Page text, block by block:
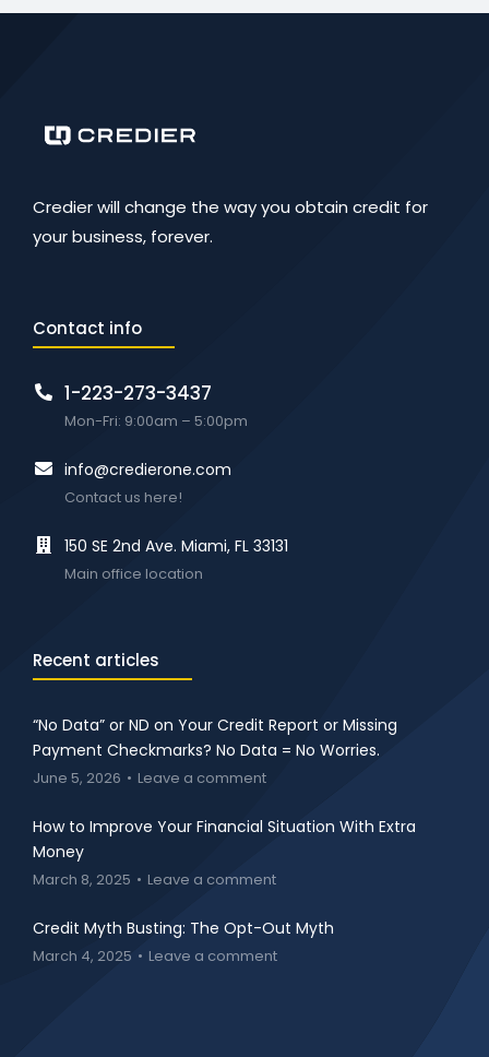
Credier will change the way you obtain credit for
your business, forever.
Contact info
1-223-273-3437
Mon-Fri: 9:00am – 5:00pm
info@credierone.com
Contact us here!
150 SE 2nd Ave. Miami, FL 33131
Main office location
Recent articles
“No Data” or ND on Your Credit Report or Missing
Payment Checkmarks? No Data = No Worries.
June 5, 2026 Leave a comment
How to Improve Your Financial Situation With Extra
Money
March 8, 2025 Leave a comment
Credit Myth Busting: The Opt-Out Myth
March 4, 2025 Leave a comment